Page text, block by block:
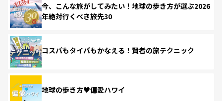
今、こんな旅がしてみたい！地球の歩き方が選ぶ2026
年絶対行くべき旅先30
コスパもタイパもかなえる！賢者の旅テクニック
地球の歩き方♥偏愛ハワイ